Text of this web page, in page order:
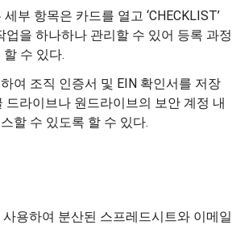
세부 항목은 카드를 열고 ‘CHECKLIST’
을 하나하나 관리할 수 있어 등록 과정
수 있다.
여 조직 인증서 및 EIN 확인서를 저장
라이브나 원드라이브의 보안 계정 내
할 수 있도록 할 수 있다.
용하여 분산된 스프레드시트와 이메일